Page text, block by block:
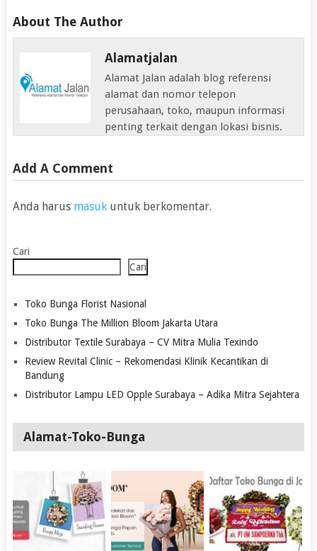
About The Author
Alamatjalan
Alamat Jalan adalah blog referensi
alamat dan nomor telepon
perusahaan, toko, maupun informasi
penting terkait dengan lokasi bisnis.
Add A Comment
Anda harus masukuntuk berkomentar.
Cari
Cari
Toko Bunga Florist Nasional
Toko Bunga The Million Bloom Jakarta Utara
Distributor Textile Surabaya – CV Mitra Mulia Texindo
Review Revital Clinic – Rekomendasi Klinik Kecantikan di
Bandung
Distributor Lampu LED Opple Surabaya – Adika Mitra Sejahtera
Alamat-Toko-Bunga